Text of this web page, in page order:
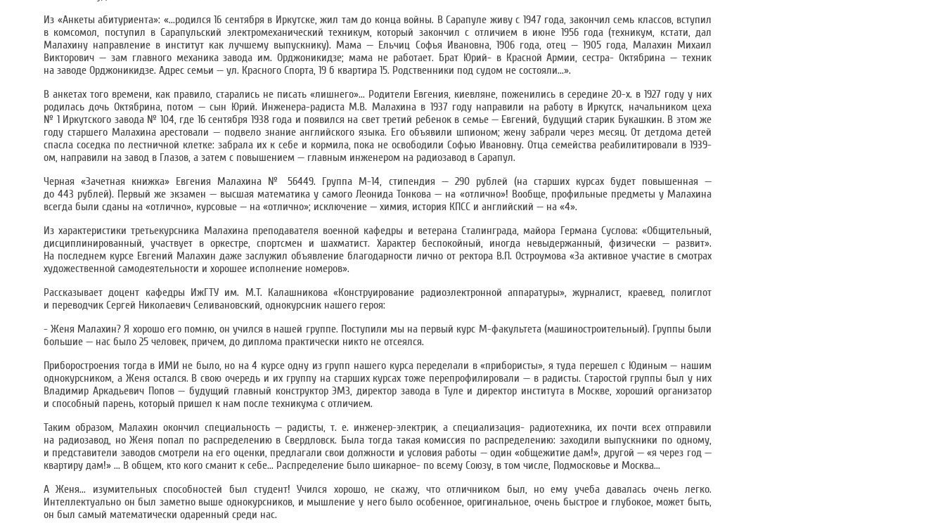
Из «Анкеты абитуриента»: «...родился 16 сентября в Иркутске, жил там до конца войны. В Сарапуле живу с 1947 года, закончил семь классов, вступил
в комсомол, поступил в Сарапульский электромеханический техникум, который закончил с отличием в июне 1956 года (техникум, кстати, дал
Малахину направление в институт как лучшему выпускнику). Мама — Ельчиц Софья Ивановна, 1906 года, отец — 1905 года, Малахин Михаил
Викторович — зам главного механика завода им. Орджоникидзе; мама не работает. Брат Юрий- в Красной Армии, сестра- Октябрина — техник
на заводе Орджоникидзе. Адрес семьи — ул. Красного Спорта, 19 б квартира 15. Родственники под судом не состояли...».
В анкетах того времени, как правило, старались не писать «лишнего»... Родители Евгения, киевляне, поженились в середине 20-х. в 1927 году у них
родилась дочь Октябрина, потом — сын Юрий. Инженера-радиста М.В. Малахина в 1937 году направили на работу в Иркутск, начальником цеха
№ 1 Иркутского завода № 104, где 16 сентября 1938 года и появился на свет третий ребенок в семье — Евгений, будущий старик Букашкин. В этом же
году старшего Малахина арестовали — подвело знание английского языка. Его объявили шпионом; жену забрали через месяц. От детдома детей
спасла соседка по лестничной клетке: забрала их к себе и кормила, пока не освободили Софью Ивановну. Отца семейства реабилитировали в 1939-
ом, направили на завод в Глазов, а затем с повышением — главным инженером на радиозавод в Сарапул.
Черная «Зачетная книжка» Евгения Малахина № 56449. Группа М-14, стипендия — 290 рублей (на старших курсах будет повышенная —
до 443 рублей). Первый же экзамен — высшая математика у самого Леонида Тонкова — на «отлично»! Вообще, профильные предметы у Малахина
всегда были сданы на «отлично», курсовые — на «отлично»; исключение — химия, история КПСС и английский — на «4».
Из характеристики третьекурсника Малахина преподавателя военной кафедры и ветерана Сталинграда, майора Германа Суслова: «Общительный,
дисциплинированный, участвует в оркестре, спортсмен и шахматист. Характер беспокойный, иногда невыдержанный, физически — развит».
На последнем курсе Евгений Малахин даже заслужил объявление благодарности лично от ректора В.П. Остроумова «За активное участие в смотрах
художественной самодеятельности и хорошее исполнение номеров».
Рассказывает доцент кафедры ИжГТУ им. М.Т. Калашникова «Конструирование радиоэлектронной аппаратуры», журналист, краевед, полиглот
и переводчик Сергей Николаевич Селивановский, однокурсник нашего героя:
- Женя Малахин? Я хорошо его помню, он учился в нашей группе. Поступили мы на первый курс М-факультета (машиностроительный). Группы были
большие — нас было 25 человек, причем, до диплома практически никто не отсеялся.
Приборостроения тогда в ИМИ не было, но на 4 курсе одну из групп нашего курса переделали в «прибористы», я туда перешел с Юдиным — нашим
однокурсником, а Женя остался. В свою очередь и их группу на старших курсах тоже перепрофилировали — в радисты. Старостой группы был у них
Владимир Аркадьевич Попов — будущий главный конструктор ЭМЗ, директор завода в Туле и директор института в Москве, хороший организатор
и способный парень, который пришел к нам после техникума с отличием.
Таким образом, Малахин окончил специальность — радисты, т. е. инженер-электрик, а специализация- радиотехника, их почти всех отправили
на радиозавод, но Женя попал по распределению в Свердловск. Была тогда такая комиссия по распределению: заходили выпускники по одному,
и представители заводов смотрели на его оценки, предлагали свои должности и условия работы — один «общежитие дам!», другой — «я через год —
квартиру дам!» ... В общем, кто кого сманит к себе... Распределение было шикарное- по всему Союзу, в том числе, Подмосковье и Москва...
А Женя... изумительных способностей был студент! Учился хорошо, не скажу, что отличником был, но ему учеба давалась очень легко.
Интеллектуально он был заметно выше однокурсников, и мышление у него было особенное, оригинальное, очень быстрое и глубокое, может быть,
он был самый математически одаренный среди нас.